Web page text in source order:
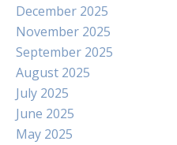
December 2025
November 2025
September 2025
August 2025
July 2025
June 2025
May 2025